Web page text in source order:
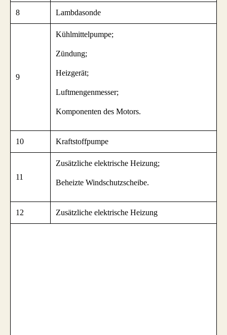
8 Lambdasonde
9
Kühlmittelpumpe;
Zündung;
Heizgerät;
Luftmengenmesser;
Komponenten des Motors.
10 Kraftstoffpumpe
11
Zusätzliche elektrische Heizung;
Beheizte Windschutzscheibe.
12 Zusätzliche elektrische Heizung